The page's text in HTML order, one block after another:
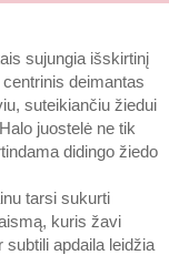
sujungia išskirtinį
deimantas
suteikiančiu žiedui
juostelė ne tik
didingo žiedo
tarsi sukurti
kuris žavi
apdaila leidžia